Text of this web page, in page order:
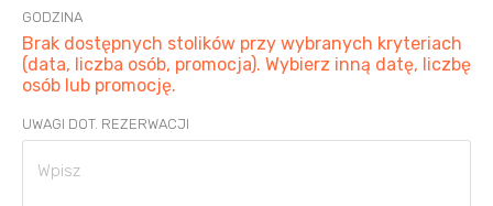
GODZINA
Brak dostępnych stolików przy wybranych kryteriach
(data, liczba osób, promocja). Wybierz inną datę, liczbę
osób lub promocję.
UWAGI DOT. REZERWACJI